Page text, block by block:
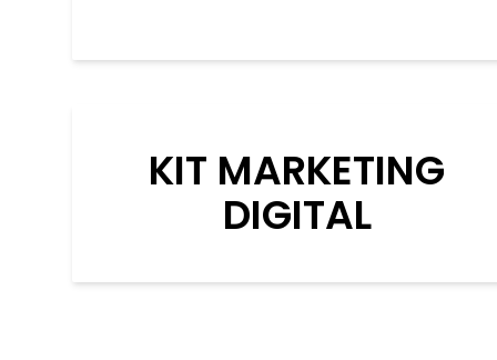
KIT MARKETING
DIGITAL